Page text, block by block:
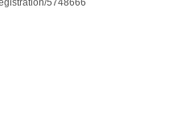
5748666